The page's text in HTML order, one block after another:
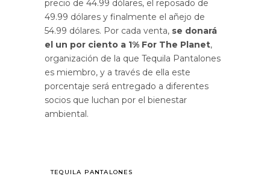
precio de 44.99 dólares, el reposado de
49.99 dólares y finalmente el añejo de
54.99 dólares. Por cada venta, se donará
el un por ciento a 1% For The Planet,
organización de la que Tequila Pantalones
es miembro, y a través de ella este
porcentaje será entregado a diferentes
socios que luchan por el bienestar
ambiental.
TEQUILA PANTALONES